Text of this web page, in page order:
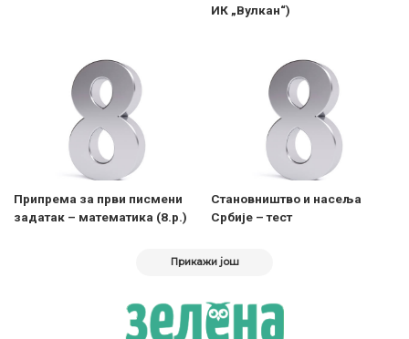
ИК „Вулкан“)
Припрема за први писмени
задатак – математика (8.р.)
Становништво и насеља
Србије – тест
Прикажи још